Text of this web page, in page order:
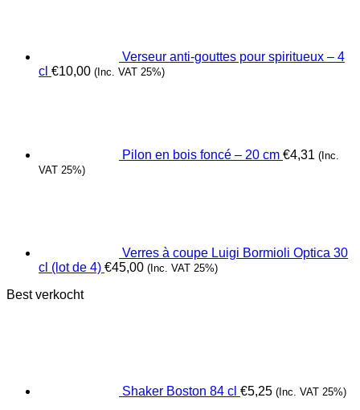
Verseur anti-gouttes pour spiritueux – 4
cl €10,00 (Inc. VAT 25%)
Pilon en bois foncé – 20 cm €4,31 (Inc.
VAT 25%)
Verres à coupe Luigi Bormioli Optica 30
cl (lot de 4) €45,00 (Inc. VAT 25%)
Best verkocht
Shaker Boston 84 cl €5,25 (Inc. VAT 25%)